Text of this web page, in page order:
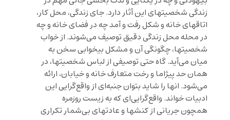
زندگی شخصیتهای این آثار دارد. جای زندگی، محل کار،
اتاقهای خانه و شکل رفت و آمد چه در فضای خانه و چه
در محله محل زندگی دقیق توصیف می‌شوند. از خواب
شخصیتها، چگونگی آن و مشکل بیخوابی سخن به
میان می‌آید. گاه حتی توصیفی از لباس شخصیتها، در
همان حد پیژاما و رخت متعارف خانه و خیابان، ارائه
می‌شود. انها را شاید بتوان جنبه‌ای از واقع‌گرایی این
ادبیات خواند. واقع‌گرایی‌ای که به زیست روزمره
همچون جریانی از کنشها و عادتهای بی‌شمار تکراری